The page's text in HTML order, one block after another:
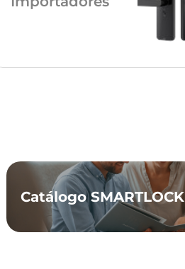
Catálogo SMARTLOCK